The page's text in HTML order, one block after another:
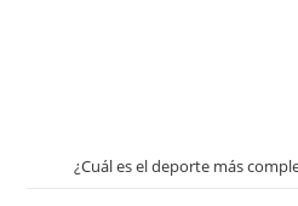
¿Cuál es el deporte más